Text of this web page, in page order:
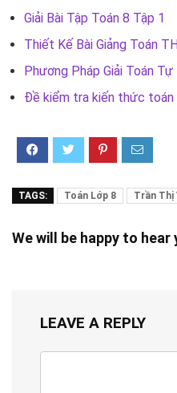
Giải Bài Tập Toán 8 Tập 1
Thiết Kế Bài Giảng Toán
Phương Pháp Giải Toán
Đề kiểm tra kiến thức toán
TAGS: Toán Lớp 8 Trần Thị
We will be happy to
LEAVE A REPLY